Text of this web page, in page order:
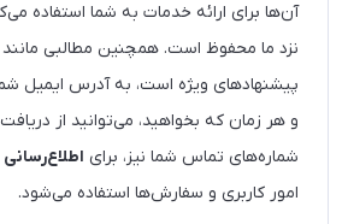
آن‌ها برای ارائه خدمات به شما استفاده
نزد ما محفوظ است. همچنین مطالبی مانند
پیشنهادهای ویژه است، به آدرس ایمیل
و هر زمان که بخواهید، می‌توانید از
شماره‌های تماس شما نیز، برای اطلاع‌رسانی
امور کاربری و سفارش‌ها استفاده می‌شود.